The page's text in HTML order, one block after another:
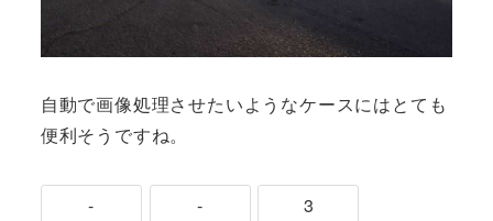
自動で画像処理させたいようなケースにはとても
便利そうですね。
- - 3